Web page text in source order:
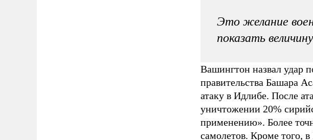
Это желание
показать
Вашингтон назвал удар
правительства Башара
атаку в Идлибе. После
уничтожении 20%
применению». Более
самолетов. Кроме того,